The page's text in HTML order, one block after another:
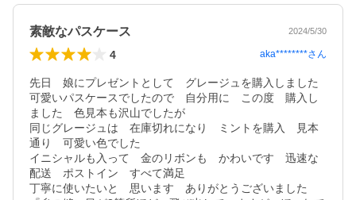
素敵なパスケース 2024/5/30
4 aka********さん
先日　娘にプレゼントとして　グレージュを購入しました
可愛いパスケースでしたので　自分用に　この度　購入し
ました　色見本も沢山でしたが
同じグレージュは　在庫切れになり　ミントを購入　見本
通り　可愛い色でした
イニシャルも入って　金のリボンも　かわいです　迅速な
配送　ポストイン　すべて満足
丁寧に使いたいと　思います　ありがとうございました